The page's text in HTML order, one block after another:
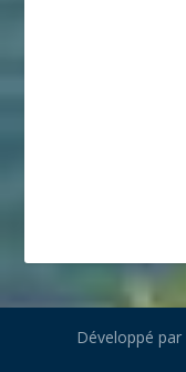
Développé par